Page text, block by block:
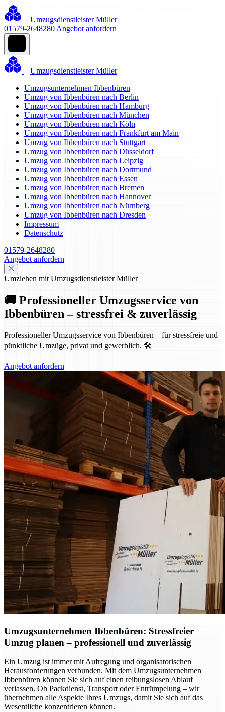
Umzugsdienstleister Müller
01579-2648280 Angebot anfordern
Umzugsdienstleister Müller
Umzugsunternehmen Ibbenbüren
Umzug von Ibbenbüren nach Berlin
Umzug von Ibbenbüren nach Hamburg
Umzug von Ibbenbüren nach München
Umzug von Ibbenbüren nach Köln
Umzug von Ibbenbüren nach Frankfurt am Main
Umzug von Ibbenbüren nach Stuttgart
Umzug von Ibbenbüren nach Düsseldorf
Umzug von Ibbenbüren nach Leipzig
Umzug von Ibbenbüren nach Dortmund
Umzug von Ibbenbüren nach Essen
Umzug von Ibbenbüren nach Bremen
Umzug von Ibbenbüren nach Hannover
Umzug von Ibbenbüren nach Nürnberg
Umzug von Ibbenbüren nach Dresden
Impressum
Datenschutz
01579-2648280
Angebot anfordern
Umziehen mit Umzugsdienstleister Müller
🚚 Professioneller Umzugsservice von
Ibbenbüren – stressfrei & zuverlässig
Professioneller Umzugsservice von Ibbenbüren – für stressfreie und
pünktliche Umzüge, privat und gewerblich. 🛠️
Angebot anfordern
Umzugsunternehmen Ibbenbüren: Stressfreier
Umzug planen – professionell und zuverlässig
Ein Umzug ist immer mit Aufregung und organisatorischen
Herausforderungen verbunden. Mit dem Umzugsunternehmen
Ibbenbüren können Sie sich auf einen reibungslosen Ablauf
verlassen. Ob Packdienst, Transport oder Entrümpelung – wir
übernehmen alle Aspekte Ihres Umzugs, damit Sie sich auf das
Wesentliche konzentrieren können.